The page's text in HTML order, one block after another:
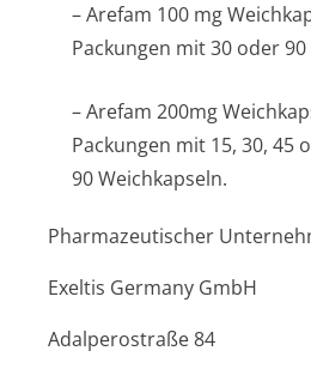
– Arefam 100 mg
Packungen mit 30 oder
– Arefam 200mg
Packungen mit 15, 30, 45
90 Weichkapseln.
Pharmazeutischer
Exeltis Germany GmbH
Adalperostraße 84